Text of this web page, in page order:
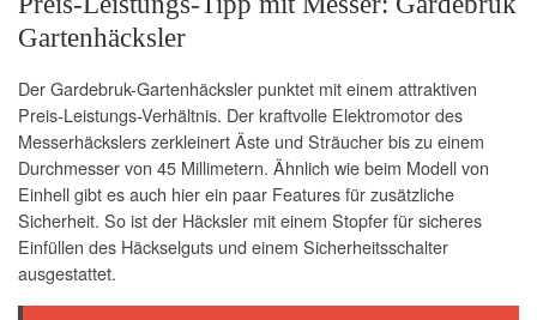
Gartenhäcksler
Der Gardebruk-Gartenhäcksler punktet mit einem attraktiven
Preis-Leistungs-Verhältnis. Der kraftvolle Elektromotor des
Messerhäckslers zerkleinert Äste und Sträucher bis zu einem
Durchmesser von 45 Millimetern. Ähnlich wie beim Modell von
Einhell gibt es auch hier ein paar Features für zusätzliche
Sicherheit. So ist der Häcksler mit einem Stopfer für sicheres
Einfüllen des Häckselguts und einem Sicherheitsschalter
ausgestattet.